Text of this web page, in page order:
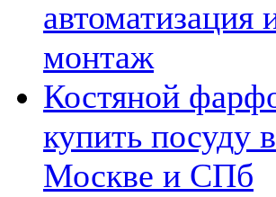
автоматизация
монтаж
Костяной
купить посуду в
Москве и СПб